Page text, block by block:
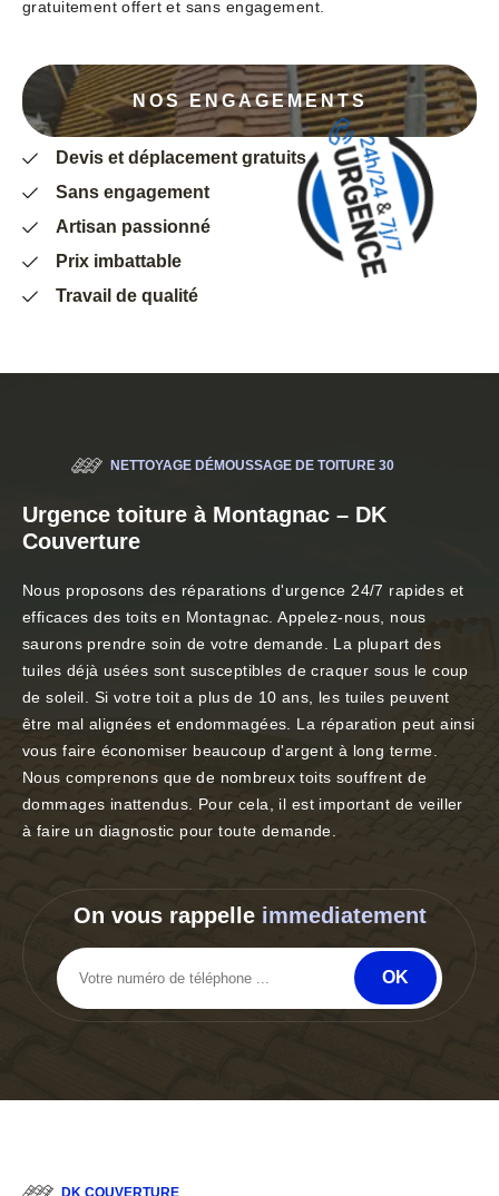
gratuitement offert et sans engagement.
NOS ENGAGEMENTS
Devis et déplacement gratuits
Sans engagement
Artisan passionné
Prix imbattable
Travail de qualité
NETTOYAGE DÉMOUSSAGE DE TOITURE 30
Urgence toiture à Montagnac – DK
Couverture
Nous proposons des réparations d'urgence 24/7 rapides et
efficaces des toits en Montagnac. Appelez-nous, nous
saurons prendre soin de votre demande. La plupart des
tuiles déjà usées sont susceptibles de craquer sous le coup
de soleil. Si votre toit a plus de 10 ans, les tuiles peuvent
être mal alignées et endommagées. La réparation peut ainsi
vous faire économiser beaucoup d'argent à long terme.
Nous comprenons que de nombreux toits souffrent de
dommages inattendus. Pour cela, il est important de veiller
à faire un diagnostic pour toute demande.
On vous rappelle immediatement